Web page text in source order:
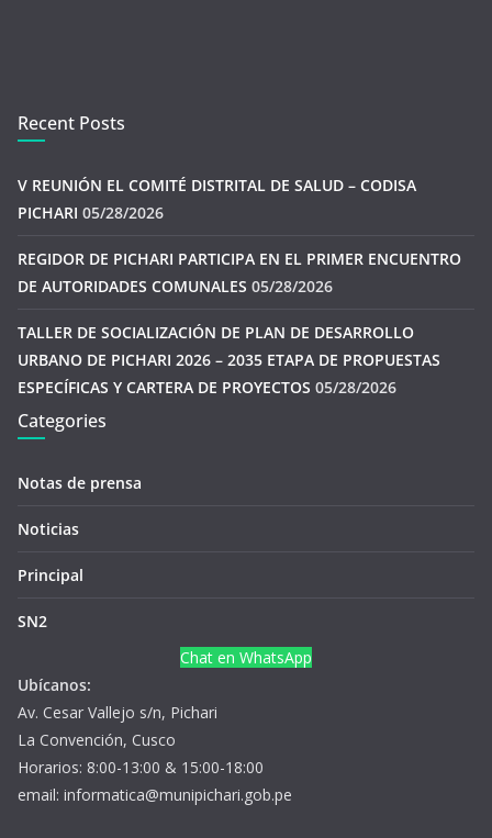
Recent Posts
V REUNIÓN EL COMITÉ DISTRITAL DE SALUD – CODISA
PICHARI 05/28/2026
REGIDOR DE PICHARI PARTICIPA EN EL PRIMER ENCUENTRO
DE AUTORIDADES COMUNALES 05/28/2026
TALLER DE SOCIALIZACIÓN DE PLAN DE DESARROLLO
URBANO DE PICHARI 2026 – 2035 ETAPA DE PROPUESTAS
ESPECÍFICAS Y CARTERA DE PROYECTOS 05/28/2026
Categories
Notas de prensa
Noticias
Principal
SN2
Chat en WhatsApp
Ubícanos:
Av. Cesar Vallejo s/n, Pichari
La Convención, Cusco
Horarios: 8:00-13:00 & 15:00-18:00
email: informatica@munipichari.gob.pe